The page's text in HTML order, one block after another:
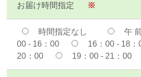
お届け時間指定 ※
時間指定なし 午
00 - 16：00
16：00 - 18：
20：00
19：00 - 21：00